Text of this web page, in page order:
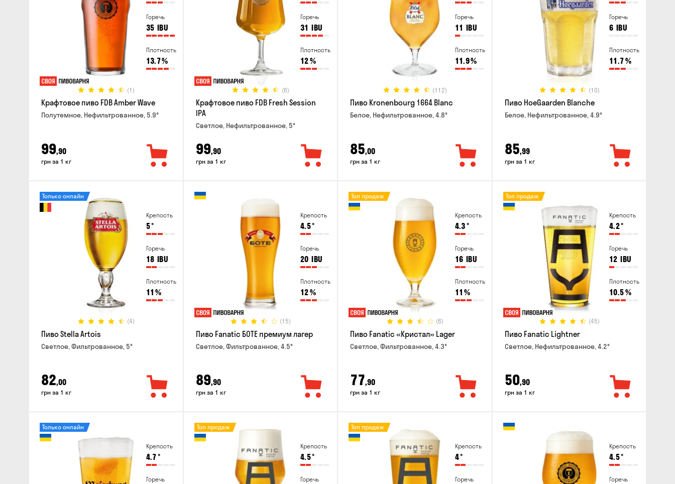
Горечь
35 IBU
Плотность
13.7%
(1)
Крафтовое пиво FDB Amber Wave
Полутемное, Нефильтрованное, 5.9°
99,90
грн за 1 кг
Горечь
31 IBU
Плотность
12%
(6)
Крафтовое пиво FDB Fresh Session
IPA
Светлое, Нефильтрованное, 5°
99,90
грн за 1 кг
Горечь
11 IBU
Плотность
11.9%
(112)
Пиво Kronenbourg 1664 Blanc
Белое, Нефильтрованное, 4.8°
85,00
грн за 1 кг
Горечь
6 IBU
Плотность
11.7%
(10)
Пиво HoeGaarden Blanche
Белое, Нефильтрованное, 4.9°
85,99
грн за 1 кг
Крепость
5°
Горечь
18 IBU
Плотность
11 %
(4)
Только онлайн
Пиво Stella Artois
Светлое, Фильтрованное, 5°
82,00
грн за 1 кг
Крепость
4.5°
Горечь
20 IBU
Плотность
12%
(15)
Пиво Fanatic БОТЕ премиум лагер
Светлое, Фильтрованное, 4.5°
89,90
грн за 1 кг
Крепость
4.3°
Горечь
16 IBU
Плотность
11 %
(6)
Топ продаж
Пиво Fanatic «Кристал» Lager
Светлое, Фильтрованное, 4.3°
77,90
грн за 1 кг
Крепость
4.2°
Горечь
12 IBU
Плотность
10.5%
(45)
Топ продаж
Пиво Fanatic Lightner
Светлое, Нефильтрованное, 4.2°
50,90
грн за 1 кг
Крепость
4.7°
Горечь
Только онлайн
Крепость
4.5°
Горечь
Топ продаж
Крепость
4°
Горечь
Топ продаж
Крепость
4.5°
Горечь